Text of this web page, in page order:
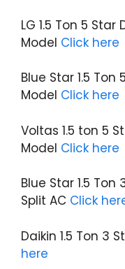
LG 1.5 Ton 5 Star
Model Click here
Blue Star 1.5
Model Click here
Voltas 1.5 ton 5
Model Click here
Blue Star 1.5
Split AC Click
Daikin 1.5 Ton 3
here